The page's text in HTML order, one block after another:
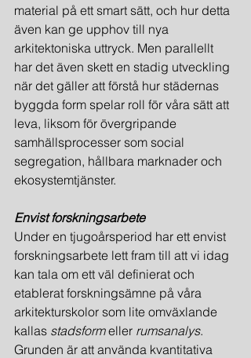
material på ett smart sätt, och hur detta
även kan ge upphov till nya
arkitektoniska uttryck. Men parallellt
har det även skett en stadig utveckling
när det gäller att förstå hur städernas
byggda form spelar roll för våra sätt att
leva, liksom för övergripande
samhällsprocesser som social
segregation, hållbara marknader och
ekosystemtjänster.
Envist forskningsarbete
Under en tjugoårsperiod har ett envist
forskningsarbete lett fram till att vi idag
kan tala om ett väl definierat och
etablerat forskningsämne på våra
arkitekturskolor som lite omväxlande
kallas stadsform eller rumsanalys.
Grunden är att använda kvantitativa